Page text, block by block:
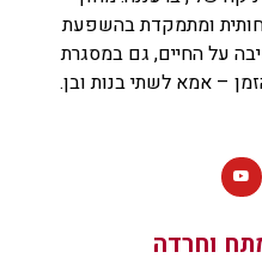
ומתמקדת בהשפעת
על החיים, גם במסגרת
– אמא לשתי בנות ובן.
וחרדה